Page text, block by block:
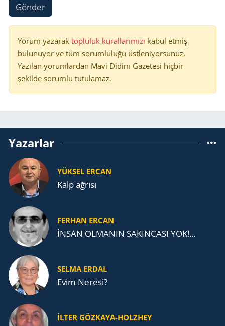
Gönder
Yorum yazarak topluluk kurallarımızı kabul etmiş
bulunuyor ve tüm sorumluluğu üstleniyorsunuz.
Yazılan yorumlardan Mavi Didim Gazetesi hiçbir
şekilde sorumlu tutulamaz.
Yazarlar
YÜKSEL ERCAN
Kalp ağrısı
FERHAN ERCAN
İNSAN OLMANIN SAKINCASI YOK!...
SELMA ERDAL
Evim Neresi?
İLTER GÖZKAYA-HOLZHEY